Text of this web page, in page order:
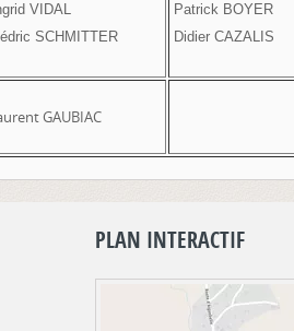
VIDAL
SCHMITTER
Patrick BOYER
Didier CAZALIS
GAUBIAC
PLAN INTERACTIF